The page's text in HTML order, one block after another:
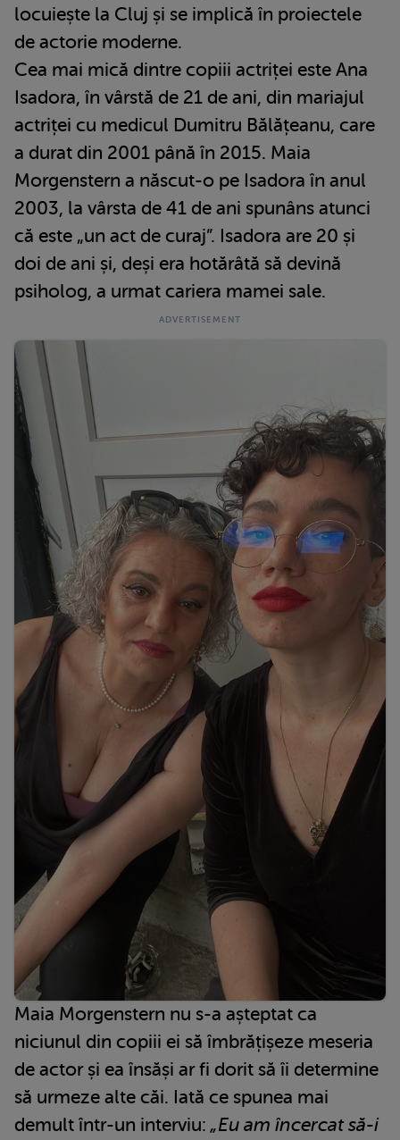
locuiește la Cluj și se implică în proiectele
de actorie moderne.
Cea mai mică dintre copiii actriței este Ana
Isadora, în vârstă de 21 de ani, din mariajul
actriței cu medicul Dumitru Bălățeanu, care
a durat din 2001 până în 2015. Maia
Morgenstern a născut-o pe Isadora în anul
2003, la vârsta de 41 de ani spunâns atunci
că este „un act de curaj”. Isadora are 20 și
doi de ani și, deși era hotărâtă să devină
psiholog, a urmat cariera mamei sale.
Maia Morgenstern nu s-a așteptat ca
niciunul din copiii ei să îmbrățișeze meseria
de actor și ea însăși ar fi dorit să îi determine
să urmeze alte căi. Iată ce spunea mai
demult într-un interviu: „Eu am încercat să-i